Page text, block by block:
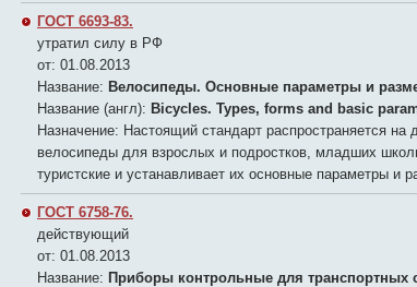
ГОСТ 6693-83.
утратил силу в РФ
от: 01.08.2013
Название: Велосипеды. Основные параметры и
Название (англ): Bicycles. Types, forms and basic
Назначение: Настоящий стандарт распространяется на
велосипеды для взрослых и подростков, младших
туристские и устанавливает их основные параметры и
ГОСТ 6758-76.
действующий
от: 01.08.2013
Название: Приборы контрольные для транспортных